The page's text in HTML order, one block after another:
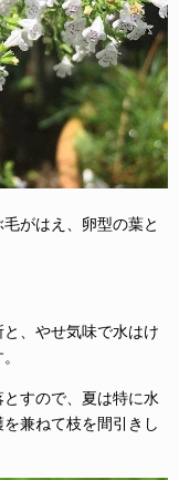
がはえ、卵型の葉と
、やせ気味で水はけ
すので、夏は特に水
兼ねて枝を間引きし